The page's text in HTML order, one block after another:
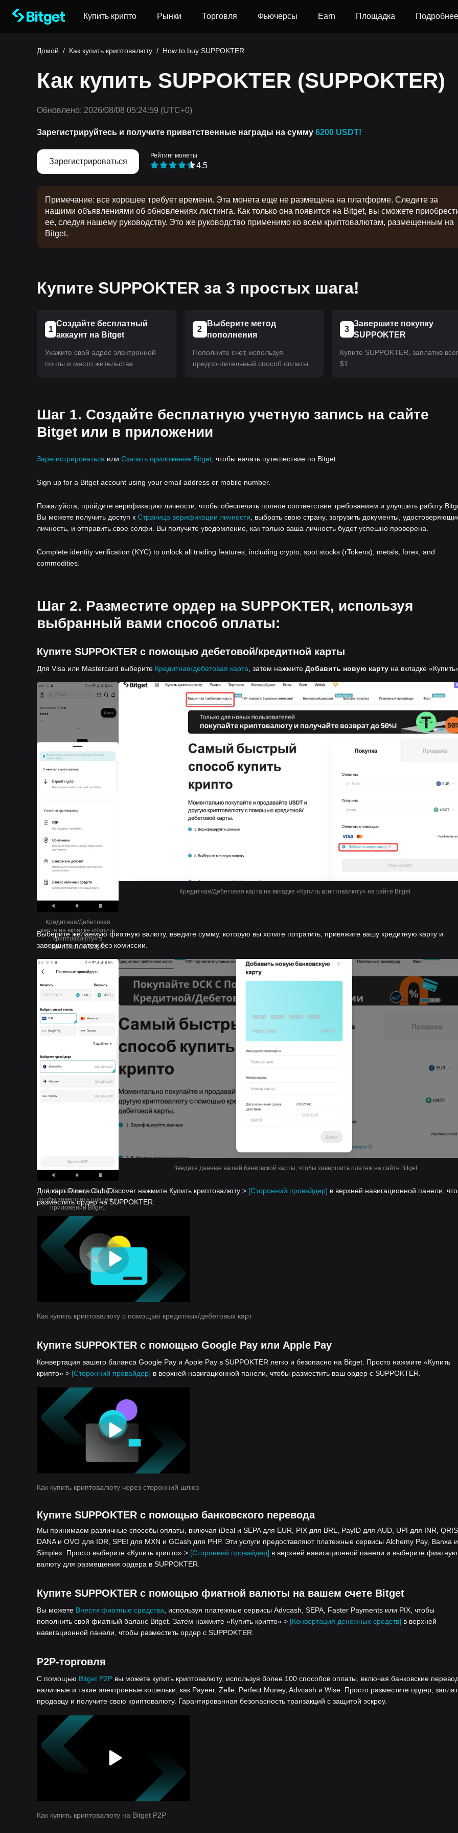
Купить крипто Рынки Торговля Фьючерсы Earn Площадка Подробнее
Домой / Как купить криптовалюту / How to buy SUPPOKTER
Как купить SUPPOKTER (SUPPOKTER)
Обновлено: 2026/08/08 05:24:59 (UTC+0)
Зарегистрируйтесь и получите приветственные награды на сумму 6200 USDT!
Зарегистрироваться
Рейтинг монеты
4.5
Примечание: все хорошее требует времени. Эта монета еще не размещена на платформе. Следите за
нашими объявлениями об обновлениях листинга. Как только она появится на Bitget, вы сможете
ее, следуя нашему руководству. Это же руководство применимо ко всем криптовалютам, размещенным на
Bitget.
Купите SUPPOKTER за 3 простых шага!
1
Создайте бесплатный
аккаунт на Bitget
Укажите свой адрес электронной
почты и место жительства.
2
Выберите метод
пополнения
Пополните счет, используя
предпочтительный способ оплаты.
3
Завершите покупку
SUPPOKTER
Купите SUPPOKTER, заплатив
$1.
Шаг 1. Создайте бесплатную учетную запись на сайте
Bitget или в приложении
Зарегистрироваться или Скачать приложение Bitget , чтобы начать путешествие по Bitget.
Sign up for a Bitget account using your email address or mobile number.
Пожалуйста, пройдите верификацию личности, чтобы обеспечить полное соответствие требованиям и улучшить работу
Вы можете получить доступ к Страница верификации личности , выбрать свою страну, загрузить документы,
личность, и отправить свое селфи. Вы получите уведомление, как только ваша личность будет успешно проверена.
Complete identity verification (KYC) to unlock all trading features, including crypto, spot stocks (rTokens), metals, forex, and
commodities.
Шаг 2. Разместите ордер на SUPPOKTER, используя
выбранный вами способ оплаты:
Купите SUPPOKTER с помощью дебетовой/кредитной карты
Для Visa или Mastercard выберите Кредитная/дебетовая карта , затем нажмите Добавить новую карту на вкладке
Кредитная/Дебетовая
карта на вкладке «Купить
криптовалюту» в
приложении Bitget
Кредитная/Дебетовая карта на вкладке «Купить криптовалюту» на сайте Bitget
Выберите желаемую фиатную валюту, введите сумму, которую вы хотите потратить, привяжите вашу кредитную карту и
завершите платеж без комиссии.
Добавьте новую карту,
чтобы завершить платеж в
приложении Bitget.
Введите данные вашей банковской карты, чтобы завершить платеж на сайте Bitget
Для карт Diners Club/Discover нажмите Купить криптовалюту > [Сторонний провайдер] в верхней навигационной панели,
разместить ордер на SUPPOKTER.
Как купить криптовалюту с помощью кредитных/дебетовых карт
Купите SUPPOKTER с помощью Google Pay или Apple Pay
Конвертация вашего баланса Google Pay и Apple Pay в SUPPOKTER легко и безопасно на Bitget. Просто нажмите «Купить
крипто» > [Сторонний провайдер] в верхней навигационной панели, чтобы разместить ваш ордер с SUPPOKTER.
Как купить криптовалюту через сторонний шлюз
Купите SUPPOKTER с помощью банковского перевода
Мы принимаем различные способы оплаты, включая iDeal и SEPA для EUR, PIX для BRL, PayID для AUD, UPI для INR,
DANA и OVO для IDR, SPEI для MXN и GCash для PHP. Эти услуги предоставляют платежные сервисы Alchemy Pay, Banxa и
Simplex. Просто выберите «Купить крипто» > [Сторонний провайдер] в верхней навигационной панели и выберите фиатную
валюту для размещения ордера в SUPPOKTER.
Купите SUPPOKTER с помощью фиатной валюты на вашем счете Bitget
Вы можете Внести фиатные средства , используя платежные сервисы Advcash, SEPA, Faster Payments или PIX, чтобы
пополнить свой фиатный баланс Bitget. Затем нажмите «Купить крипто» > [Конвертация денежных средств] в верхней
навигационной панели, чтобы разместить ордер с SUPPOKTER.
P2P-торговля
С помощью Bitget P2P вы можете купить криптовалюту, используя более 100 способов оплаты, включая банковские
наличные и такие электронные кошельки, как Payeer, Zelle, Perfect Money, Advcash и Wise. Просто разместите ордер,
продавцу и получите свою криптовалюту. Гарантированная безопасность транзакций с защитой эскроу.
Как купить криптовалюту на Bitget P2P